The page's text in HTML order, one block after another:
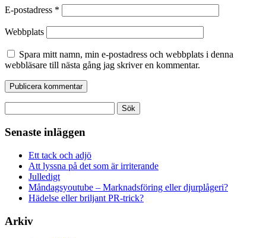
E-postadress *
Webbplats
Spara mitt namn, min e-postadress och webbplats i denna
webbläsare till nästa gång jag skriver en kommentar.
efter:
Senaste inläggen
Ett tack och adjö
Att lyssna på det som är irriterande
Julledigt
Måndagsyoutube – Marknadsföring eller djurplågeri?
Hädelse eller briljant PR-trick?
Arkiv